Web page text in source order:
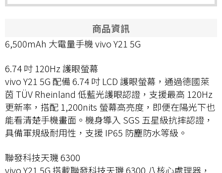
商品資訊
6,500mAh 大電量手機 vivo Y21 5G
6.74 吋 120Hz 護眼螢幕
vivo Y21 5G 配備 6.74 吋 LCD 護眼螢幕，通過德國萊
茵 TÜV Rheinland 低藍光護眼認證，支援最高 120Hz
更新率，搭配 1,200nits 螢幕高亮度，即便在陽光下也
能看清楚手機畫面。機身導入 SGS 五星級抗摔認證，
具備軍規級耐用性，支援 IP65 防塵防水等級。
聯發科技天璣 6300
vivo Y21 5G 搭載聯發科技天璣 6300 八核心處理器，